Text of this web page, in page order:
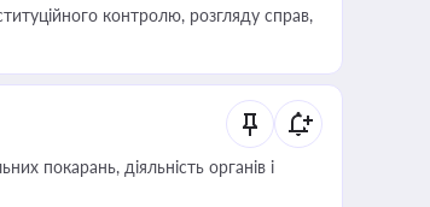
контролю, розгляду справ,
покарань, діяльність органів і